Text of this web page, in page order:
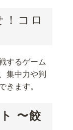
コロ
するゲーム
集中力や判
きます。
〜餃